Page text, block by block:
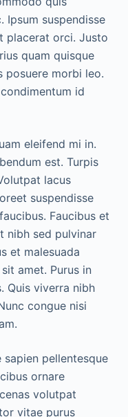
Ipsum suspendisse
placerat orci. Justo
quam quisque
posuere morbi leo.
id
eleifend mi in.
est. Turpis
lacus
suspendisse
Faucibus et
nibh sed pulvinar
et malesuada
amet. Purus in
Quis viverra nibh
congue nisi
pellentesque
ornare
volutpat
vitae purus